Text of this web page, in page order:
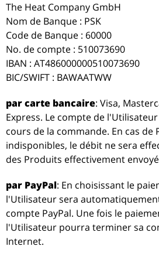
The Heat Company GmbH
Nom de Banque : PSK
Code de Banque : 60000
No. de compte : 510073690
IBAN : AT486000000510073690
BIC/SWIFT : BAWAATWW
par carte bancaire: Visa,
Express. Le compte de
cours de la commande. En cas de
indisponibles, le débit ne sera
des Produits effectivement
par PayPal: En choisissant le
l'Utilisateur sera
compte PayPal. Une fois le
l'Utilisateur pourra terminer sa
Internet.